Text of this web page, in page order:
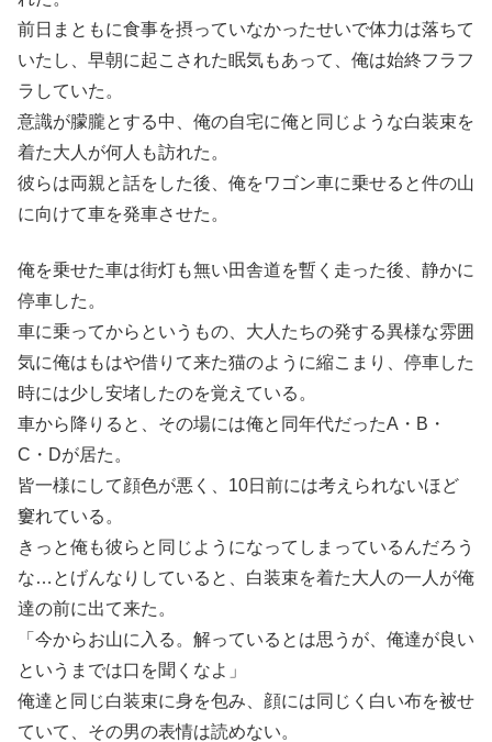
前日まともに食事を摂っていなかったせいで体力は落ちて
いたし、早朝に起こされた眠気もあって、俺は始終フラフ
ラしていた。
意識が朦朧とする中、俺の自宅に俺と同じような白装束を
着た大人が何人も訪れた。
彼らは両親と話をした後、俺をワゴン車に乗せると件の山
に向けて車を発車させた。
俺を乗せた車は街灯も無い田舎道を暫く走った後、静かに
停車した。
車に乗ってからというもの、大人たちの発する異様な雰囲
気に俺はもはや借りて来た猫のように縮こまり、停車した
時には少し安堵したのを覚えている。
車から降りると、その場には俺と同年代だったA・B・
C・Dが居た。
皆一様にして顔色が悪く、10日前には考えられないほど
窶れている。
きっと俺も彼らと同じようになってしまっているんだろう
な…とげんなりしていると、白装束を着た大人の一人が俺
達の前に出て来た。
「今からお山に入る。解っているとは思うが、俺達が良い
というまでは口を聞くなよ」
俺達と同じ白装束に身を包み、顔には同じく白い布を被せ
ていて、その男の表情は読めない。